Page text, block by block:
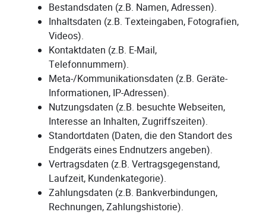
Bestandsdaten (z.B. Namen, Adressen).
Inhaltsdaten (z.B. Texteingaben, Fotografien,
Videos).
Kontaktdaten (z.B. E-Mail,
Telefonnummern).
Meta-/Kommunikationsdaten (z.B. Geräte-
Informationen, IP-Adressen).
Nutzungsdaten (z.B. besuchte Webseiten,
Interesse an Inhalten, Zugriffszeiten).
Standortdaten (Daten, die den Standort des
Endgeräts eines Endnutzers angeben).
Vertragsdaten (z.B. Vertragsgegenstand,
Laufzeit, Kundenkategorie).
Zahlungsdaten (z.B. Bankverbindungen,
Rechnungen, Zahlungshistorie).